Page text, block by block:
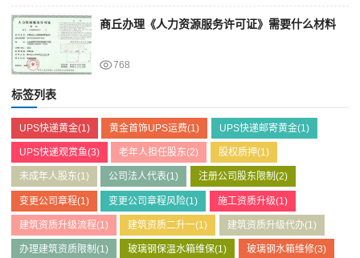
商丘办理《人力资源服务许可证》需要什么材料
768
标签列表
UPS快递黄金(1) 黄金首饰UPS运费(1) UPS快递邮寄黄金(1)
UPS快递观赏鱼(3) 老年人担任股东(2) 股权质押(1)
未成年人股东(1) 公司法人代表(1) 注册公司股东限制 (2)
变更公司章程(1) 变更公司章程风险(1) 施工资质升级(1)
建筑资质升级流程(1) 建筑资质二升一(1) 建筑资质升级代办(1)
办理建筑资质限制 (1) 玻璃钢保温水箱维保(1) 玻璃钢水箱维修(3)